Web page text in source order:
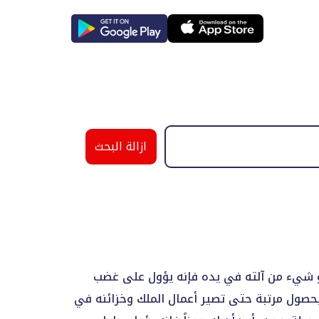
ازالة البحث
شيء من آلته في يده فإنه يؤول على غضب
مرتبة حتى تصير أعمال الملك وخزائنه في